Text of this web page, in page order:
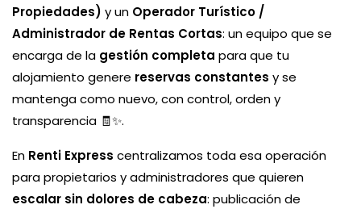
Propiedades) y un Operador Turístico /
Administrador de Rentas Cortas: un equipo que se
encarga de la gestión completa para que tu
alojamiento genere reservas constantes y se
mantenga como nuevo, con control, orden y
transparencia 🧾✨.
En Renti Express centralizamos toda esa operación
para propietarios y administradores que quieren
escalar sin dolores de cabeza: publicación de